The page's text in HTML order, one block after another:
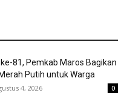
81, Pemkab Maros Bagikan
Putih untuk Warga
4, 2026 0